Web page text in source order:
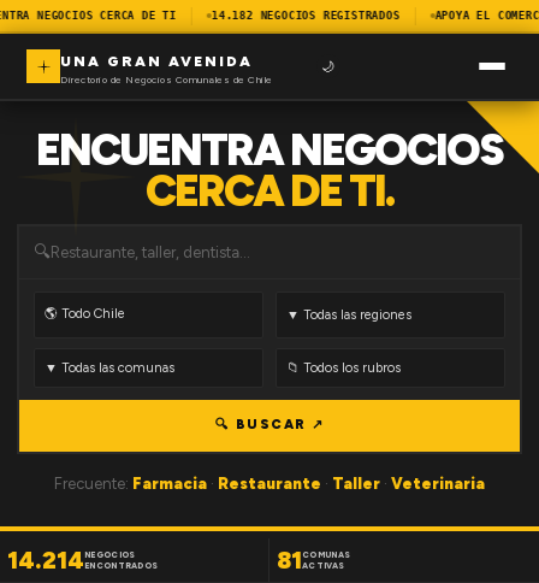
NEGOCIOS CERCA DE TI 14.182 NEGOCIOS REGISTRADOS APOYA EL
UNA GRAN AVENIDA
Directorio de Negocios Comunales de Chile
🌙
ENCUENTRA NEGOCIOS
CERCA DE TI.
🔍
🔍 BUSCAR ↗
Frecuente: Farmacia · Restaurante · Taller · Veterinaria
14.214NEGOCIOS
ENCONTRADOS
81 COMUNAS
ACTIVAS